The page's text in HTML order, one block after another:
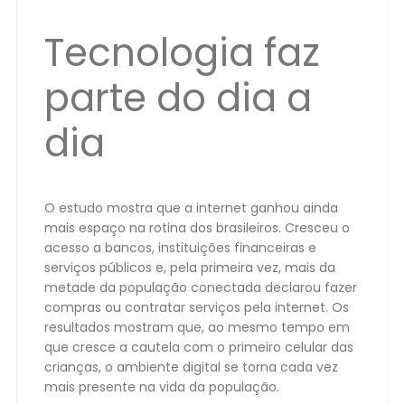
Tecnologia faz
parte do dia a
dia
O estudo mostra que a internet ganhou ainda
mais espaço na rotina dos brasileiros. Cresceu o
acesso a bancos, instituições financeiras e
serviços públicos e, pela primeira vez, mais da
metade da população conectada declarou fazer
compras ou contratar serviços pela internet. Os
resultados mostram que, ao mesmo tempo em
que cresce a cautela com o primeiro celular das
crianças, o ambiente digital se torna cada vez
mais presente na vida da população.